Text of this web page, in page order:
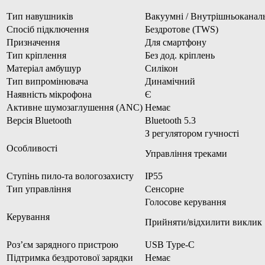
Тип навушників
Вакуумні /
Спосіб підключення
Бездротове (TWS)
Призначення
Для смартфону
Тип кріплення
Без дод. кріплень
Матеріал амбушур
Силікон
Тип випромінювача
Динамічний
Наявність мікрофона
Є
Активне шумозаглушення (ANC) Немає
Версія Bluetooth
Bluetooth 5.3
Особливості
З регулятором гучності
Управління треками
Ступінь пило-та вологозахисту
IP55
Тип управління
Сенсорне
Керування
Голосове керування
Прийняти/відхилити виклик
Роз’єм зарядного пристрою
USB Type-C
Підтримка бездротової зарядки
Немає